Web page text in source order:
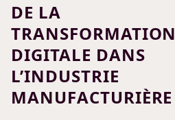
DE LA
TRANSFORMATION
DIGITALE DANS
L’INDUSTRIE
MANUFACTURIÈRE